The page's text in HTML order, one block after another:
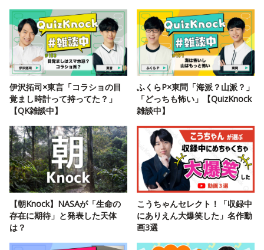
伊沢拓司×東言「コラショの目
覚まし時計って持ってた？」
【QK雑談中】
ふくらP×東問「海派？山派？」
「どっちも怖い」【QuizKnock
雑談中】
【朝Knock】NASAが「生命の
存在に期待」と発表した天体
は？
こうちゃんセレクト！「収録中
にありえん大爆笑した」名作動
画3選